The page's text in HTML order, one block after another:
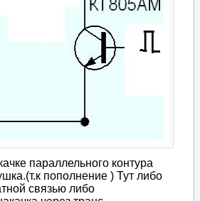
параллельного контура
пополнение ) Тут либо
связью либо